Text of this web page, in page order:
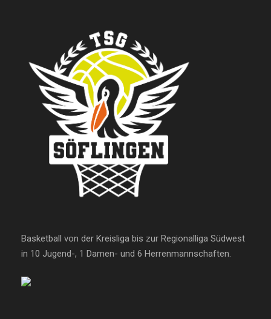
Basketball von der Kreisliga bis zur Regionalliga Südwest
in 10 Jugend-, 1 Damen- und 6 Herrenmannschaften.